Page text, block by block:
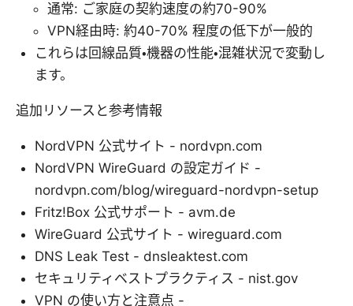
通常: ご家庭の契約速度の約70-90%
VPN経由時: 約40-70% 程度の低下が一般的
これらは回線品質・機器の性能・混雑状況で変動し
ます。
追加リソースと参考情報
NordVPN 公式サイト - nordvpn.com
NordVPN WireGuard の設定ガイド -
nordvpn.com/blog/wireguard-nordvpn-setup
Fritz!Box 公式サポート - avm.de
WireGuard 公式サイト - wireguard.com
DNS Leak Test - dnsleaktest.com
セキュリティベストプラクティス - nist.gov
VPN の使い方と注意点 -